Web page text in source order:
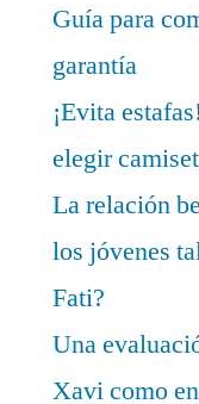
Guía para
garantía
¡Evita
elegir
La relación
los jóvenes
Fati?
Una
Xavi como